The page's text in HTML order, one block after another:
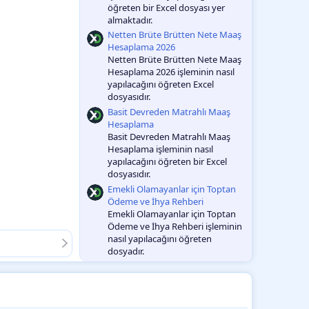
öğreten bir Excel dosyası yer
almaktadır.
Netten Brüte Brütten Nete Maaş
Hesaplama 2026
Netten Brüte Brütten Nete Maaş
Hesaplama 2026 işleminin nasıl
yapılacağını öğreten Excel
dosyasıdır.
Basit Devreden Matrahlı Maaş
Hesaplama
Basit Devreden Matrahlı Maaş
Hesaplama işleminin nasıl
yapılacağını öğreten bir Excel
dosyasıdır.
Emekli Olamayanlar için Toptan
Ödeme ve İhya Rehberi
Emekli Olamayanlar için Toptan
Ödeme ve İhya Rehberi işleminin
nasıl yapılacağını öğreten
dosyadır.